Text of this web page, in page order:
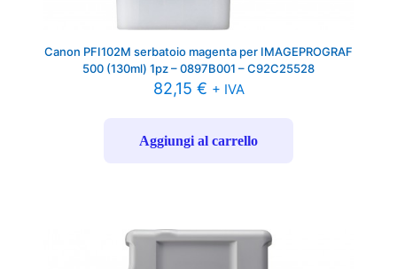
Canon PFI102M serbatoio magenta per IMAGEPROGRAF
500 (130ml) 1pz – 0897B001 – C92C25528
82,15 € + IVA
Aggiungi al carrello